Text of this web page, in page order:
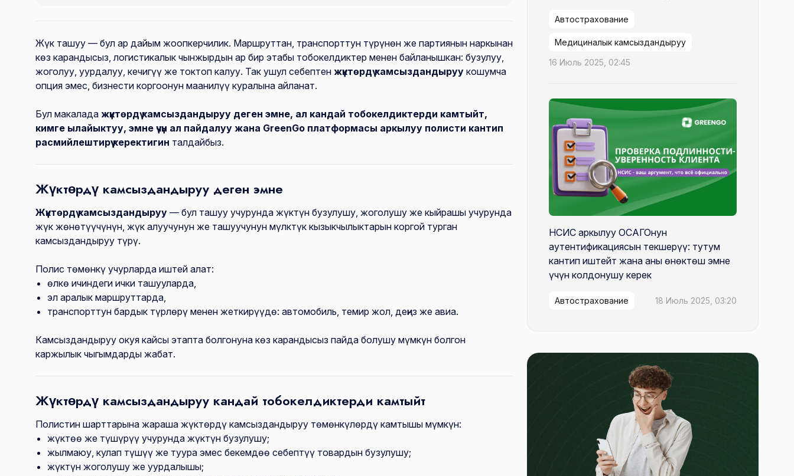
Жүк ташуу — бул ар дайым жоопкерчилик. Маршруттан, транспорттун түрүнөн же партиянын наркынан
көз карандысыз, логистикалык чынжырдын ар бир этабы тобокелдиктер менен байланышкан: бузулуу,
жоголуу, уурдалуу, кечигүү же токтоп калуу. Так ушул себептен жүктөрдү камсыздандыруу кошумча
опция эмес, бизнести коргоонун маанилүү куралына айланат.
Бул макалада жүктөрдү камсыздандыруу деген эмне, ал кандай тобокелдиктерди камтыйт,
кимге ылайыктуу, эмне үчүн ал пайдалуу жана GreenGo платформасы аркылуу полисти кантип
расмийлештирүү керектигин талдайбыз.
Жүктөрдү камсыздандыруу деген эмне
Жүктөрдү камсыздандыруу — бул ташуу учурунда жүктүн бузулушу, жоголушу же кыйрашы учурунда
жүк жөнөтүүчүнүн, жүк алуучунун же ташуучунун мүлктүк кызыкчылыктарын коргой турган
камсыздандыруу түрү.
Полис төмөнкү учурларда иштей алат:
өлкө ичиндеги ички ташууларда,
эл аралык маршруттарда,
транспорттун бардык түрлөрү менен жеткирүүдө: автомобиль, темир жол, деңиз же авиа.
Камсыздандыруу окуя кайсы этапта болгонуна көз карандысыз пайда болушу мүмкүн болгон
каржылык чыгымдарды жабат.
Жүктөрдү камсыздандыруу кандай тобокелдиктерди камтыйт
Полистин шарттарына жараша жүктөрдү камсыздандыруу төмөнкүлөрдү камтышы мүмкүн:
жүктөө же түшүрүү учурунда жүктүн бузулушу;
жылмаюу, кулап түшүү же туура эмес бекемдөө себептүү товардын бузулушу;
жүктүн жоголушу же уурдалышы;
Автострахование
Медициналык камсыздандыруу
16 Июль 2025, 02:45
НСИС аркылуу ОСАГОнун
аутентификациясын текшерүү: тутум
кантип иштейт жана аны өнөктөш эмне
үчүн колдонушу керек
Автострахование 18 Июль 2025, 03:20